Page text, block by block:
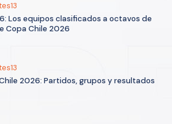
Los equipos clasificados a octavos de
Copa Chile 2026
2026: Partidos, grupos y resultados